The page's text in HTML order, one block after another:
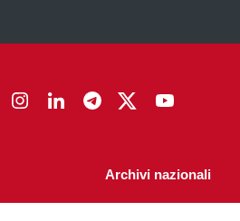
FacebookInstagramLinkedinTelegram
Twitter
Archivi nazionali